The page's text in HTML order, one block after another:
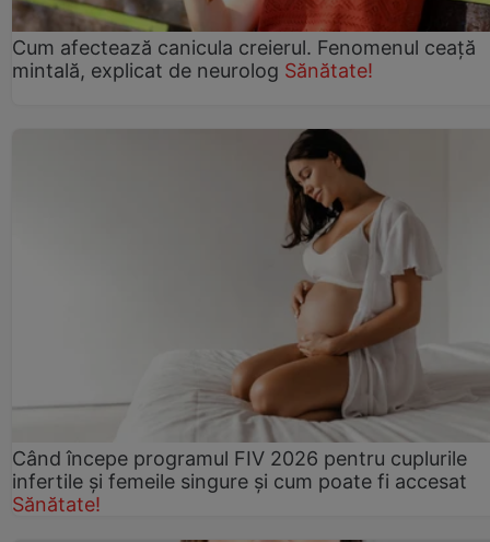
Cum afectează canicula creierul. Fenomenul ceață
mintală, explicat de neurolog Sănătate!
Când începe programul FIV 2026 pentru cuplurile
infertile şi femeile singure şi cum poate fi accesat
Sănătate!